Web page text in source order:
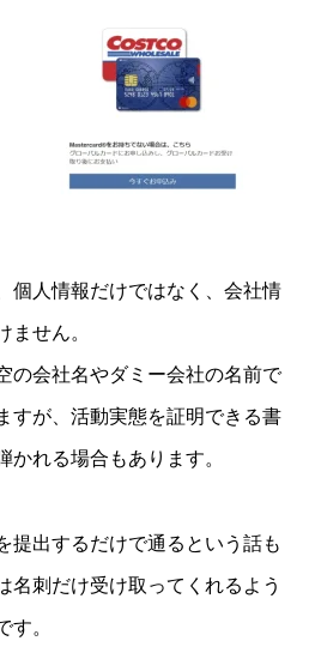
個人情報だけではなく、会社情
ません。
の会社名やダミー会社の名前で
すが、活動実態を証明できる書
かれる場合もあります。
提出するだけで通るという話も
名刺だけ受け取ってくれるよう
す。